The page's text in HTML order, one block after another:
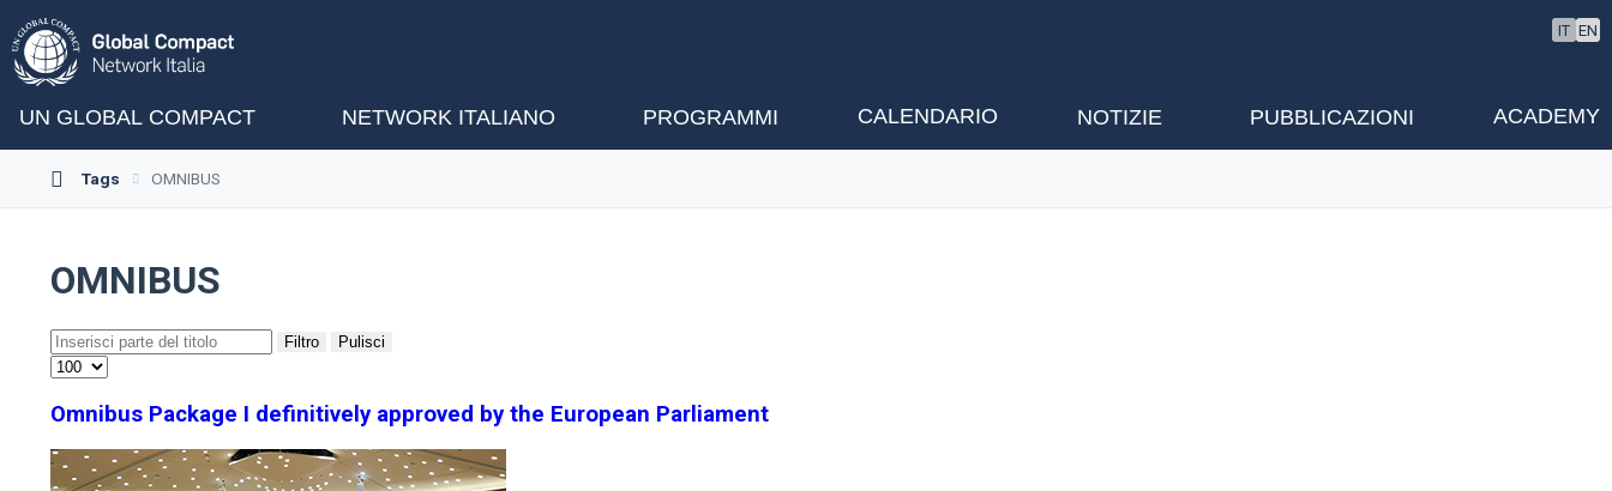
UN GLOBAL COMPACT NETWORK ITALIANO PROGRAMMI CALENDARIO NOTIZIE PUBBLICAZIONI ACADEMY
IT EN
Tags OMNIBUS
OMNIBUS
Filtro Pulisci
Omnibus Package I definitively approved by the European Parliament